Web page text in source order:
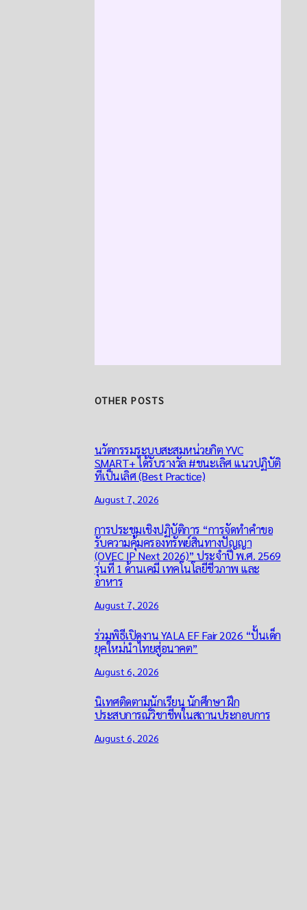
OTHER POSTS
นวัตกรรมระบบสะสมหน่วยกิต YVC
SMART+ ได้รับรางวัล #ชนะเลิศ แนวปฏิบัติ
ที่เป็นเลิศ (Best Practice)
August 7, 2026
การประชุมเชิงปฏิบัติการ “การจัดทำคำขอ
รับความคุ้มครองทรัพย์สินทางปัญญา
(OVEC IP Next 2026)” ประจำปี พ.ศ. 2569
รุ่นที่ 1 ด้านเคมี เทคโนโลยีชีวภาพ และ
อาหาร
August 7, 2026
ร่วมพิธีเปิดงาน YALA EF Fair 2026 “ปั้นเด็ก
ยุคใหม่นำไทยสู่อนาคต”
August 6, 2026
นิเทศติดตามนักเรียน นักศึกษา ฝึก
ประสบการณ์วิชาชีพในสถานประกอบการ
August 6, 2026